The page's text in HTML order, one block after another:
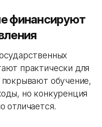
финансируют
практически для
обучение,
но конкуренция
отличается.